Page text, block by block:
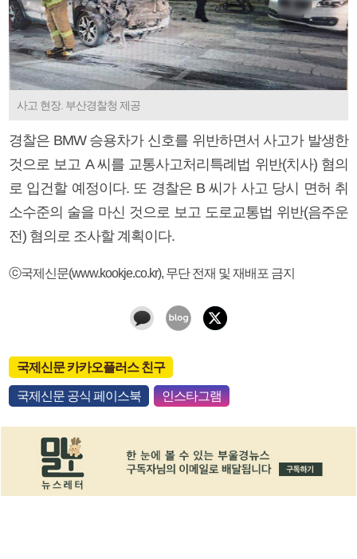
사고 현장. 부산경찰청 제공
경찰은 BMW 승용차가 신호를 위반하면서 사고가 발생한
것으로 보고 A 씨를 교통사고처리특례법 위반(치사) 혐의
로 입건할 예정이다. 또 경찰은 B 씨가 사고 당시 면허 취
소수준의 술을 마신 것으로 보고 도로교통법 위반(음주운
전) 혐의로 조사할 계획이다.
ⓒ국제신문(www.kookje.co.kr), 무단 전재 및 재배포 금지
국제신문 카카오플러스 친구
국제신문 공식 페이스북 인스타그램